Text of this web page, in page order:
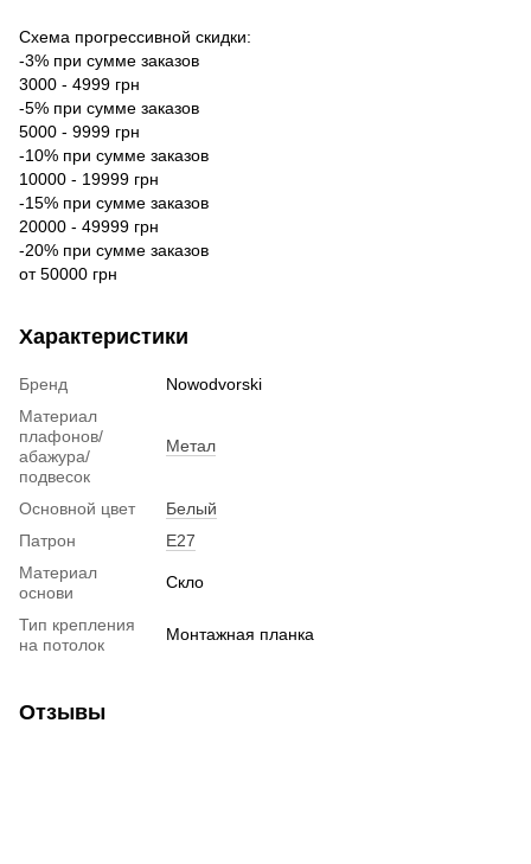
Схема прогрессивной скидки:
-3% при сумме заказов
3000 - 4999 грн
-5% при сумме заказов
5000 - 9999 грн
-10% при сумме заказов
10000 - 19999 грн
-15% при сумме заказов
20000 - 49999 грн
-20% при сумме заказов
от 50000 грн
Характеристики
Бренд
Nowodvorski
Материал
плафонов/
абажура/
подвесок
Метал
Основной цвет
Белый
Патрон
E27
Материал
основи
Скло
Тип крепления
на потолок
Монтажная планка
Отзывы